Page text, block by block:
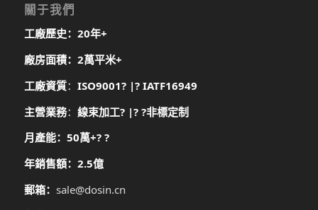
關于我們
工廠歷史：20年+
廠房面積：2萬平米+
工廠資質： ISO9001? |? IATF16949
主營業務： 線束加工? |? ?非標定制
月產能：50萬+? ?
年銷售額：2.5億
郵箱： sale@dosin.cn